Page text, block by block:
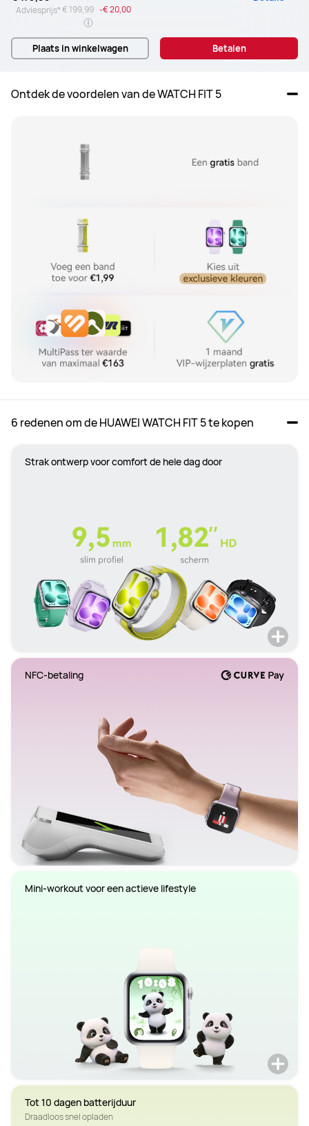
Adviesprijs*€ 199,99 -€ 20,00
Plaats in winkelwagen Betalen
Ontdek de voordelen van de WATCH FIT 5
6 redenen om de HUAWEI WATCH FIT 5 te kopen
Strak ontwerp voor comfort de hele dag door
NFC-betaling
Mini-workout voor een actieve lifestyle
Tot 10 dagen batterijduur
Draadloos snel opladen